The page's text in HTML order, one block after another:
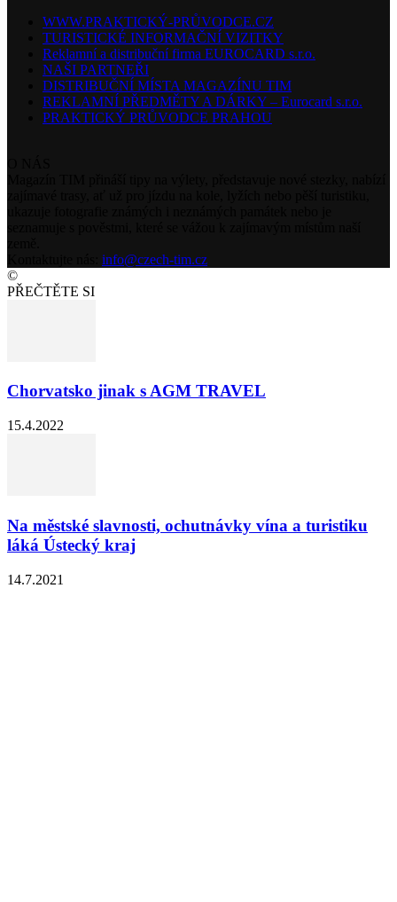
WWW.PRAKTICKÝ-PRŮVODCE.CZ
TURISTICKÉ INFORMAČNÍ VIZITKY
Reklamní a distribuční firma EUROCARD s.r.o.
NAŠI PARTNEŘI
DISTRIBUČNÍ MÍSTA MAGAZÍNU TIM
REKLAMNÍ PŘEDMĚTY A DÁRKY – Eurocard s.r.o.
PRAKTICKÝ PRŮVODCE PRAHOU
info@czech-tim.cz
©
PŘEČTĚTE SI
Chorvatsko jinak s AGM TRAVEL
15.4.2022
Na městské slavnosti, ochutnávky vína a turistiku
láká Ústecký kraj
14.7.2021